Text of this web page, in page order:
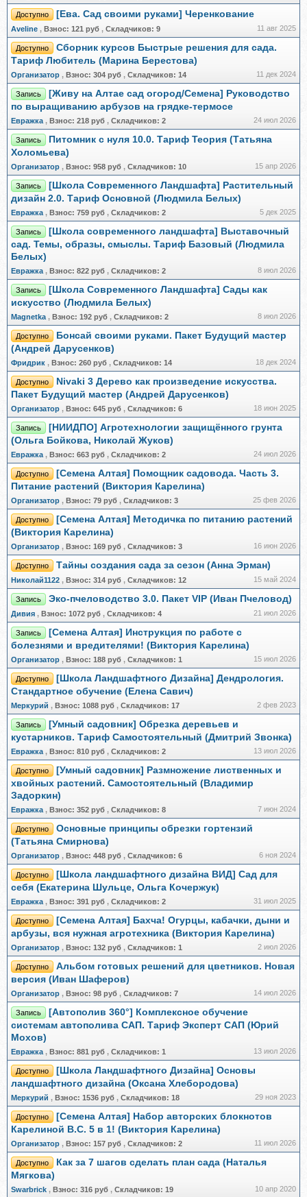
Доступно [Ева. Сад своими руками] Черенкование
Aveline , Взнос: 121 руб , Складчиков: 9 11 авг 2025
Доступно
Сборник курсов Быстрые решения для сада.
Тариф Любитель (Марина Берестова)
Организатор , Взнос: 304 руб , Складчиков: 14 11 дек 2024
Запись
[Живу на Алтае сад огород/Семена] Руководство
по выращиванию арбузов на грядке-термосе
Евражкa , Взнос: 218 руб , Складчиков: 2 24 июл 2026
Запись
Питомник с нуля 10.0. Тариф Теория (Татьяна
Холомьева)
Организатор , Взнос: 958 руб , Складчиков: 10 15 апр 2026
Запись
[Школа Современного Ландшафта] Растительный
дизайн 2.0. Тариф Основной (Людмила Белых)
Евражкa , Взнос: 759 руб , Складчиков: 2 5 дек 2025
Запись
[Школа современного ландшафта] Выставочный
сад. Темы, образы, смыслы. Тариф Базовый (Людмила
Белых)
Евражкa , Взнос: 822 руб , Складчиков: 2 8 июл 2026
Запись
[Школа Современного Ландшафта] Сады как
искусство (Людмила Белых)
Magnetka , Взнос: 192 руб , Складчиков: 2 8 июл 2026
Доступно
Бонсай своими руками. Пакет Будущий мастер
(Андрей Дарусенков)
Фридрик , Взнос: 260 руб , Складчиков: 14 18 дек 2024
Доступно
Nivaki 3 Дерево как произведение искусства.
Пакет Будущий мастер (Андрей Дарусенков)
Организатор , Взнос: 645 руб , Складчиков: 6 18 июн 2025
Запись
[НИИДПО] Агротехнологии защищённого грунта
(Ольга Бойкова, Николай Жуков)
Евражкa , Взнос: 663 руб , Складчиков: 2 24 июл 2026
Доступно
[Семена Алтая] Помощник садовода. Часть 3.
Питание растений (Виктория Карелина)
Организатор , Взнос: 79 руб , Складчиков: 3 25 фев 2026
Доступно
[Семена Алтая] Методичка по питанию растений
(Виктория Карелина)
Организатор , Взнос: 169 руб , Складчиков: 3 16 июн 2026
Доступно Тайны создания сада за сезон (Анна Эрман)
Николай1122 , Взнос: 314 руб , Складчиков: 12 15 май 2024
Запись Эко-пчеловодство 3.0. Пакет VIP (Иван Пчеловод)
Дивия , Взнос: 1072 руб , Складчиков: 4 21 июл 2026
Запись
[Семена Алтая] Инструкция по работе с
болезнями и вредителями! (Виктория Карелина)
Организатор , Взнос: 188 руб , Складчиков: 1 15 июл 2026
Доступно
[Школа Ландшафтного Дизайна] Дендрология.
Стандартное обучение (Елена Савич)
Меркурий , Взнос: 1088 руб , Складчиков: 17 2 фев 2023
Запись
[Умный садовник] Обрезка деревьев и
кустарников. Тариф Самостоятельный (Дмитрий Звонка)
Евражкa , Взнос: 810 руб , Складчиков: 2 13 июл 2026
Доступно
[Умный садовник] Размножение лиственных и
хвойных растений. Самостоятельный (Владимир
Задоркин)
Евражкa , Взнос: 352 руб , Складчиков: 8 7 июн 2024
Доступно
Основные принципы обрезки гортензий
(Татьяна Смирнова)
Организатор , Взнос: 448 руб , Складчиков: 6 6 ноя 2024
Доступно
[Школа ландшафтного дизайна ВИД] Сад для
себя (Екатерина Шульце, Ольга Кочержук)
Евражкa , Взнос: 391 руб , Складчиков: 2 31 июл 2025
Доступно
[Семена Алтая] Бахча! Огурцы, кабачки, дыни и
арбузы, вся нужная агротехника (Виктория Карелина)
Организатор , Взнос: 132 руб , Складчиков: 1 2 июл 2026
Доступно
Альбом готовых решений для цветников. Новая
версия (Иван Шаферов)
Организатор , Взнос: 98 руб , Складчиков: 7 14 июл 2026
Запись
[Автополив 360°] Комплексное обучение
системам автополива САП. Тариф Эксперт САП (Юрий
Мохов)
Евражкa , Взнос: 881 руб , Складчиков: 1 13 июл 2026
Доступно
[Школа Ландшафтного Дизайна] Основы
ландшафтного дизайна (Оксана Хлебородова)
Меркурий , Взнос: 1536 руб , Складчиков: 18 29 ноя 2023
Доступно
[Семена Алтая] Набор авторских блокнотов
Карелиной В.С. 5 в 1! (Виктория Карелина)
Организатор , Взнос: 157 руб , Складчиков: 2 11 июл 2026
Доступно
Как за 7 шагов сделать план сада (Наталья
Мягкова)
Swarbrick , Взнос: 316 руб , Складчиков: 19 10 апр 2020